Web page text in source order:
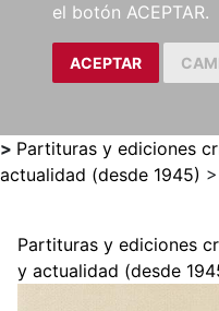
el botón ACEPTAR.
ACEPTAR
> Partituras y ediciones
actualidad (desde 1945) >
Partituras y ediciones
y actualidad (desde